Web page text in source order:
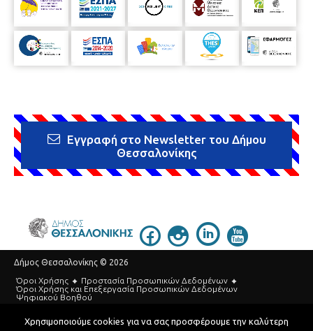
Εγγραφή στο Newsletter του Δήμου
Θεσσαλονίκης
Δήμος Θεσσαλονίκης © 2026
Όροι Χρήσης
Προστασία Προσωπικών Δεδομένων
Όροι Xρήσης και Eπεξεργασία Προσωπικών Δεδομένων
Ψηφιακού Βοηθού
Τηλεφωνικός Κατάλογος
Χρησιμοποιούμε cookies για να σας προσφέρουμε την καλύτερη